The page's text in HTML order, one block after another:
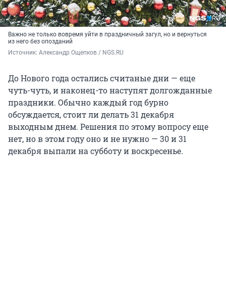
Важно не только вовремя уйти в праздничный загул, но и вернуться
из него без опозданий
Источник: Александр Ощепков / NGS.RU
До Нового года остались считаные дни — еще
чуть-чуть, и наконец-то наступят долгожданные
праздники. Обычно каждый год бурно
обсуждается, стоит ли делать 31 декабря
выходным днем. Решения по этому вопросу еще
нет, но в этом году оно и не нужно — 30 и 31
декабря выпали на субботу и воскресенье.